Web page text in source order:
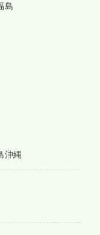
島
沖縄